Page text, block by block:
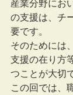
産業分野にお
の支援は、チ
要です。
そのためには
支援の在り方
つことが大切
この回では、